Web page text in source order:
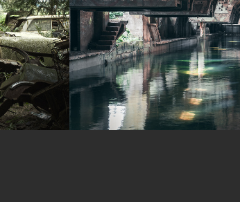
TERRE ROUGE